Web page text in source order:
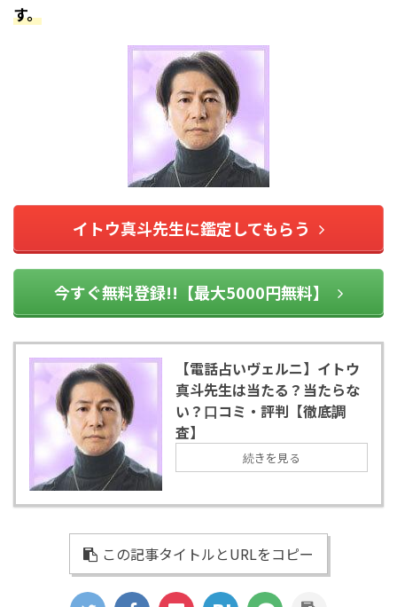
す。
イトウ真斗先生に鑑定してもらう
今すぐ無料登録!!【最大5000円無料】
【電話占いヴェルニ】イトウ
真斗先生は当たる？当たらな
い？口コミ・評判【徹底調
査】
続きを見る
この記事タイトルとURLをコピー